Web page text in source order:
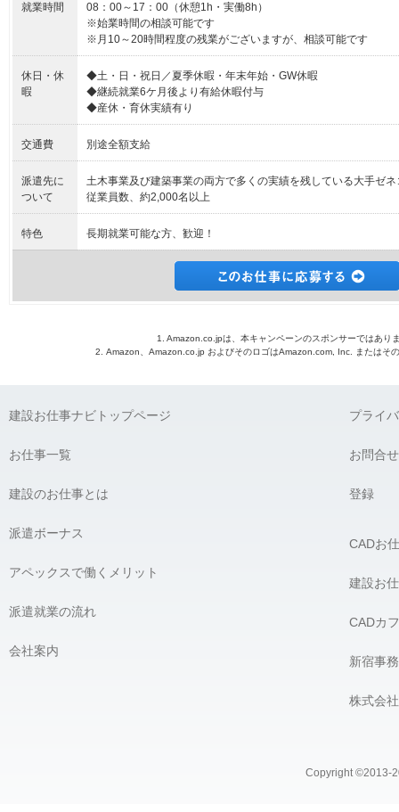
就業時間
08：00～17：00（休憩1h・実働8h）
※始業時間の相談可能です
※月10～20時間程度の残業がございますが、相談可能です
休日・休
暇
◆土・日・祝日／夏季休暇・年末年始・GW休暇
◆継続就業6ケ月後より有給休暇付与
◆産休・育休実績有り
交通費 別途全額支給
派遣先に
ついて
土木事業及び建築事業の両方で多くの実績を残している大手ゼネ
従業員数、約2,000名以上
特色 長期就業可能な方、歓迎！
1. Amazon.co.jpは、本キャンペーンのスポンサーではあり
2. Amazon、Amazon.co.jp およびそのロゴはAmazon.com, Inc. またはそ
建設お仕事ナビトップページ
お仕事一覧
建設のお仕事とは
派遣ボーナス
アペックスで働くメリット
派遣就業の流れ
会社案内
プライ
お問合せ
登録
CADお
建設お
CADカ
新宿事
株式会
Copyright ©2013-